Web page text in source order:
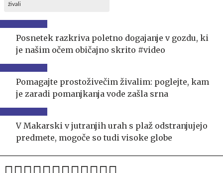
živali
Posnetek razkriva poletno dogajanje v gozdu, ki
je našim očem običajno skrito #video
Pomagajte prostoživečim živalim: poglejte, kam
je zaradi pomanjkanja vode zašla srna
V Makarski v jutranjih urah s plaž odstranjujejo
predmete, mogoče so tudi visoke globe